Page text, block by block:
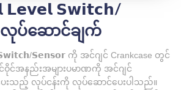
𝗟𝗲𝘃𝗲𝗹 𝗦𝘄𝗶𝘁𝗰𝗵/
ပ်ဆောင်ချက်
𝗦𝗲𝗻𝘀𝗼𝗿 ကို အင်ဂျင် Crankcase တွင်
ဝိုင်အနည်းအများပမာဏကို အင်ဂျင်
ပေးသည့် လုပ်ငန်းကို လုပ်ဆောင်ပေးပါသည်။